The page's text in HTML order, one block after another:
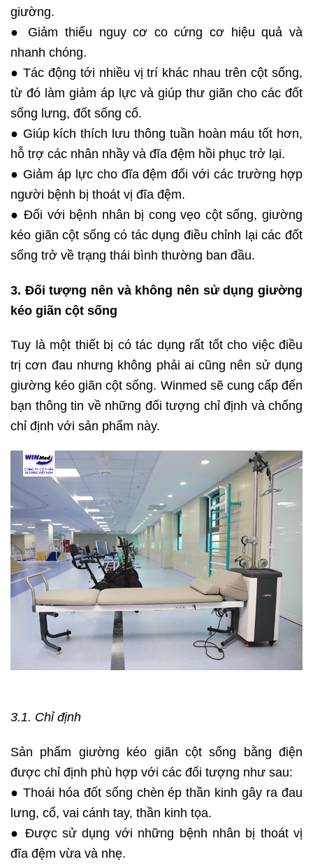
giường.
● Giảm thiểu nguy cơ co cứng cơ hiệu quả và
nhanh chóng.
● Tác động tới nhiều vị trí khác nhau trên cột sống,
từ đó làm giảm áp lực và giúp thư giãn cho các đốt
sống lưng, đốt sống cổ.
● Giúp kích thích lưu thông tuần hoàn máu tốt hơn,
hỗ trợ các nhân nhầy và đĩa đệm hồi phục trở lại.
● Giảm áp lực cho đĩa đệm đối với các trường hợp
người bệnh bị thoát vị đĩa đệm.
● Đối với bệnh nhân bị cong vẹo cột sống, giường
kéo giãn cột sống có tác dụng điều chỉnh lại các đốt
sống trở về trạng thái bình thường ban đầu.
3. Đối tượng nên và không nên sử dụng giường
kéo giãn cột sống
Tuy là một thiết bị có tác dụng rất tốt cho việc điều
trị cơn đau nhưng không phải ai cũng nên sử dụng
giường kéo giãn cột sống. Winmed sẽ cung cấp đến
bạn thông tin về những đối tượng chỉ định và chống
chỉ định với sản phẩm này.
3.1. Chỉ định
Sản phẩm giường kéo giãn cột sống bằng điện
được chỉ định phù hợp với các đối tượng như sau:
● Thoái hóa đốt sống chèn ép thần kinh gây ra đau
lưng, cổ, vai cánh tay, thần kinh tọa.
● Được sử dụng với những bệnh nhân bị thoát vị
đĩa đệm vừa và nhẹ.